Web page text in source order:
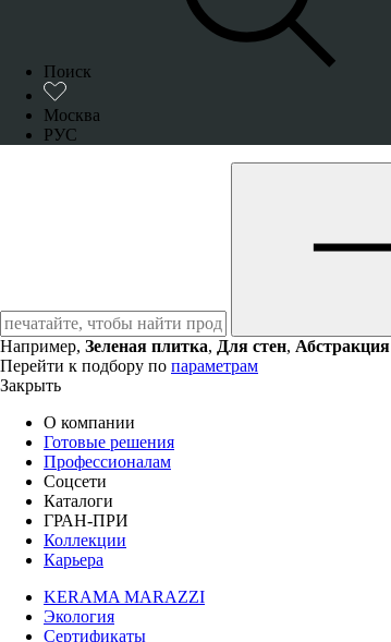
Поиск
Москва
РУС
Например, Зеленая плитка, Для стен, Абстракция
Перейти к подбору по параметрам
Закрыть
О компании
Готовые решения
Профессионалам
Соцсети
Каталоги
ГРАН-ПРИ
Коллекции
Карьера
KERAMA MARAZZI
Экология
Сертификаты